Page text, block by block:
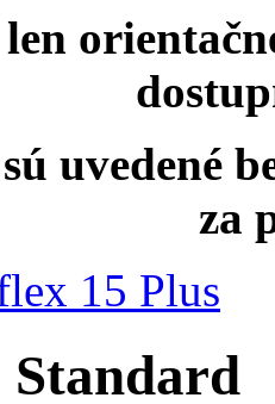
len
uvedené
za
15 Plus
Standard